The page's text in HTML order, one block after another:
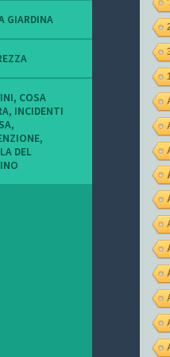
GIARDINA
, COSA
, INCIDENTI
,
,
DEL